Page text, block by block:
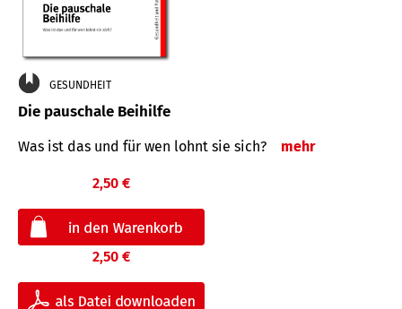
GESUNDHEIT
Die pauschale Beihilfe
Was ist das und für wen lohnt sie sich? mehr
2,50 €
2,50 €